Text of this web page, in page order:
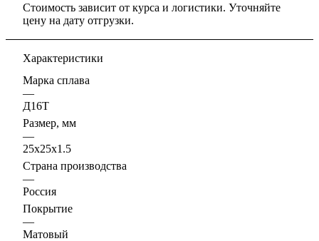
Стоимость зависит от курса и логистики. Уточняйте
цену на дату отгрузки.
Характеристики
Марка сплава
—
Д16Т
Размер, мм
—
25х25х1.5
Страна производства
—
Россия
Покрытие
—
Матовый